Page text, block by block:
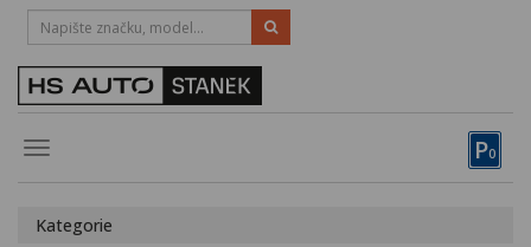
P0
Toggle
HOTLINE:
STRAKONICE-383 335 366
Kategorie